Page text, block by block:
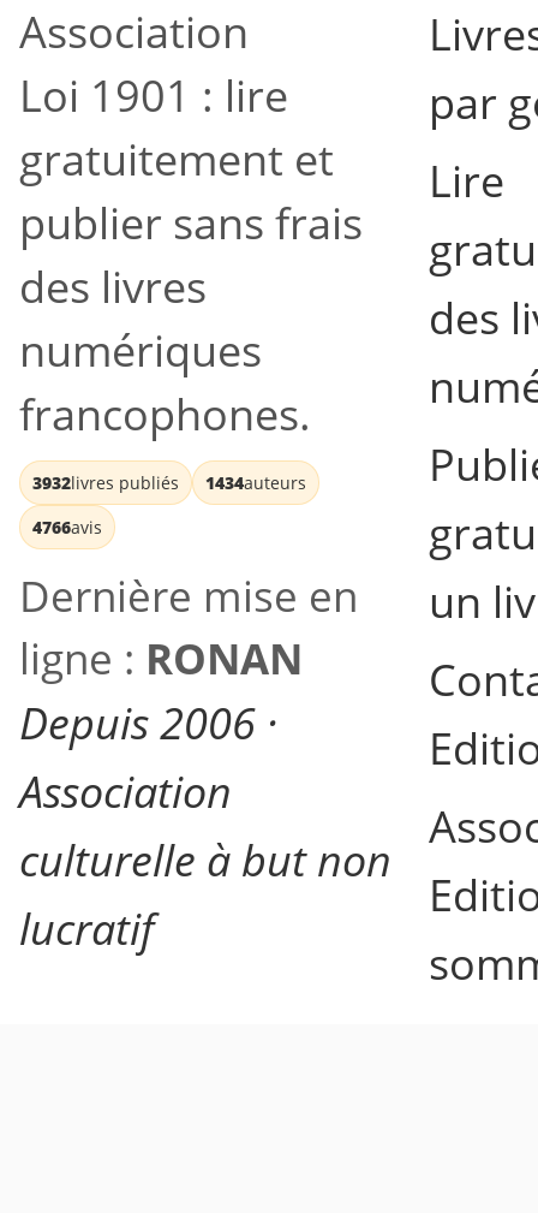
Association
Loi 1901 : lire
gratuitement et
publier sans frais
des livres
numériques
francophones.
3932livres publiés 1434auteurs
4766avis
Dernière mise en
ligne : RONAN
Depuis 2006 ·
Association
culturelle à but non
lucratif
par
Lire
des
un